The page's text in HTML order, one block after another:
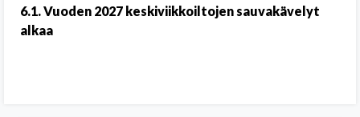
6.1. Vuoden 2027 keskiviikkoiltojen sauvakävelyt
alkaa